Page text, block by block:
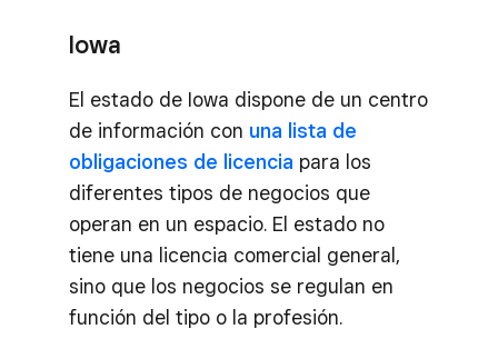
Iowa
El estado de Iowa dispone de un centro
de información con una lista de
obligaciones de licencia para los
diferentes tipos de negocios que
operan en un espacio. El estado no
tiene una licencia comercial general,
sino que los negocios se regulan en
función del tipo o la profesión.